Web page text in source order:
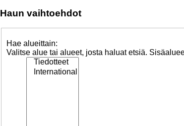
Haun vaihtoehdot
Hae alueittain:
Valitse alue tai alueet, josta haluat etsiä.